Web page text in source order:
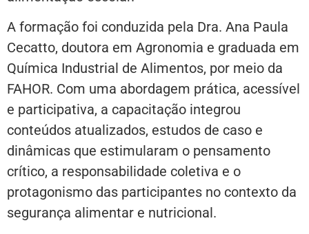
A formação foi conduzida pela Dra. Ana Paula
Cecatto, doutora em Agronomia e graduada em
Química Industrial de Alimentos, por meio da
FAHOR. Com uma abordagem prática, acessível
e participativa, a capacitação integrou
conteúdos atualizados, estudos de caso e
dinâmicas que estimularam o pensamento
crítico, a responsabilidade coletiva e o
protagonismo das participantes no contexto da
segurança alimentar e nutricional.